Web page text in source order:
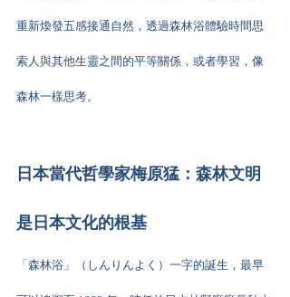
重新煥發五感接通自然，透過森林浴體驗時間思
索人與其他生靈之間的平等關係，或者學習，像
森林一樣思考。
日本當代哲學家梅原猛：森林文明
是日本文化的根基
「森林浴」（しんりんよく）一字的誕生，最早